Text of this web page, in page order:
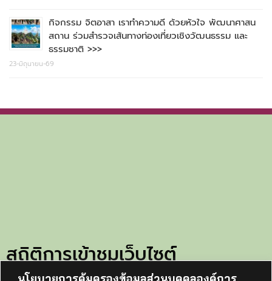
นโยบายการคุ้มครองข้อมูลส่วนบุคคลองค์การ
กิจกรรม จิตอาสา เราทำความดี ด้วยหัวใจ พัฒนาศาสน
สถาน ร่วมสำรวจเส้นทางท่องเที่ยวเชิงวัฒนธรรม และ
ธรรมชาติ >>>
23-มิถุนายน-69
สถิติการเข้าชมเว็บไซต์